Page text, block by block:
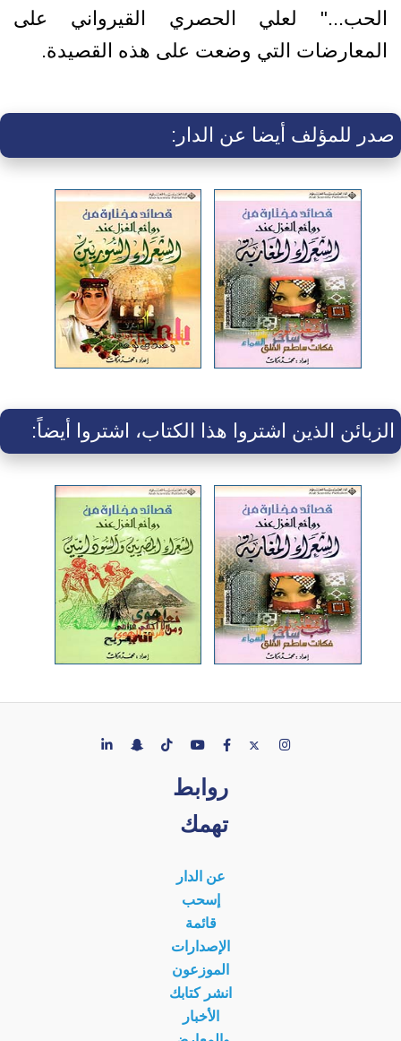
الحب..." لعلي الحصري القيرواني على
المعارضات التي وضعت على هذه القصيدة.
صدر للمؤلف أيضا عن الدار:
الزبائن الذين اشتروا هذا الكتاب، اشتروا أيضاً:
روابط
تهمك
عن الدار
إسحب
قائمة
الإصدارات
الموزعون
انشر كتابك
الأخبار